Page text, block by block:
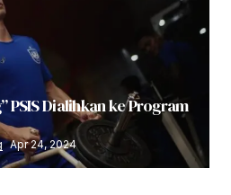
PSIS Dialihkan ke Program
Apr 24, 2024